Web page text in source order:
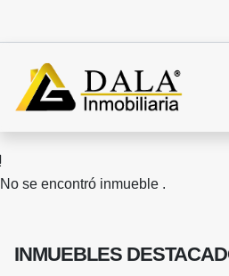
No se encontró inmueble .
INMUEBLES